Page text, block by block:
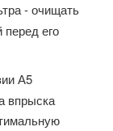
- очищать
перед его
А5
впрыска